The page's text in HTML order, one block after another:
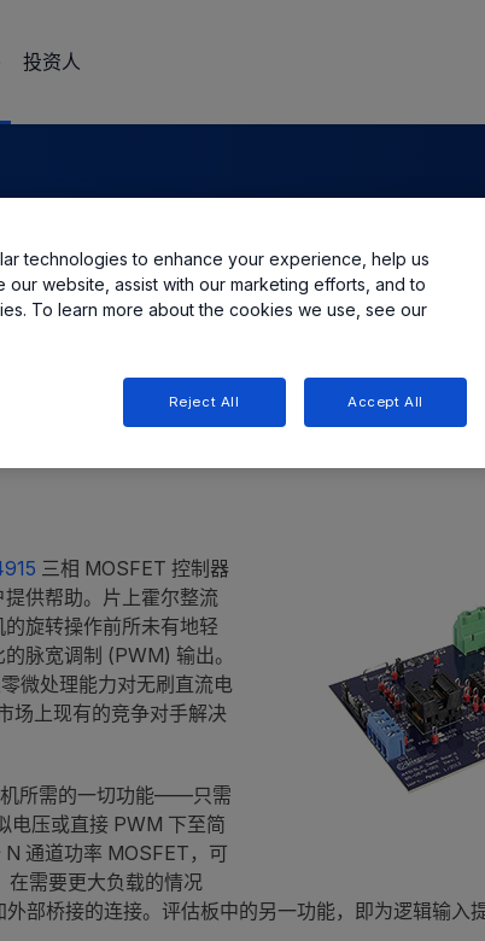
投资人
驱动器评估工具，
三相 MOSFET 控制器
供帮助。片上霍尔整流
旋转操作前所未有地轻
脉宽调制 (PWM) 输出。
微处理能力对无刷直流电
场上现有的竞争对手解决
机所需的一切功能——只需
电压或直接 PWM 下至简
通道功率 MOSFET，可
在需要更大负载的情况
部桥接的连接。评估板中的另一功能，即为逻辑输入
technologies to enhance your experience, help us
website, assist with our marketing efforts, and to
To learn more about the cookies we use, see our
Reject All Accept All